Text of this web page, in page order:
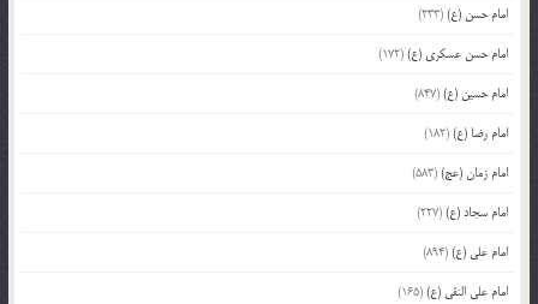
امام حسن (ع)(233)
امام حسن عسکری (ع)(172)
امام حسین (ع)(847)
امام رضا (ع)(182)
امام زمان (عج)(583)
امام سجاد (ع)(227)
امام علی (ع)(894)
امام علی النقی (ع)(165)